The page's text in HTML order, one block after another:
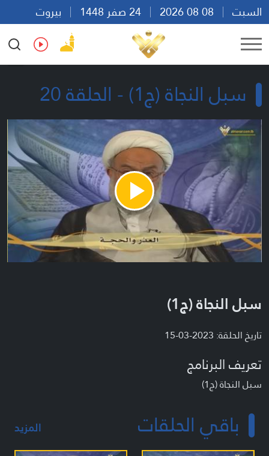
السبت
بيروت
20:56
Ar En Fr Es
سبل النجاة (ج1) - الحلقة 20
Play
Video
سبل النجاة (ج1)
تاريخ الحلقة: 2023-03-15
تعريف البرنامج
سبل النجاة (ج1)
باقي الحلقات المزيد